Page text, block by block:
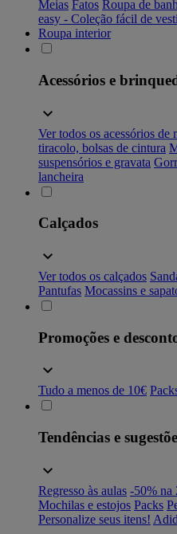
Meias Fatos Roupa de
easy - Coleção fácil de
Roupa interior
Acessórios e
Ver todos os acessórios de
tiracolo, bolsas de cintura
suspensórios e gravata
lancheira
Calçados
Ver todos os calçados
Pantufas Mocassins e
Promoções e
Tudo a menos de 10€
Tendências e
Regresso às aulas -50% na
Mochilas e estojos Packs
Personalize seus itens!